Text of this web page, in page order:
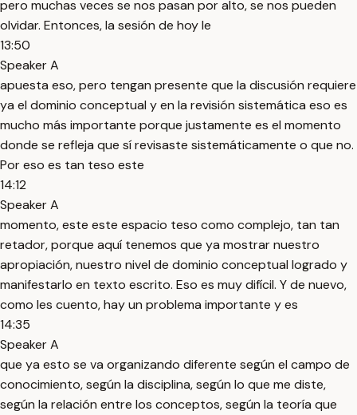
pero muchas veces se nos pasan por alto, se nos pueden
olvidar. Entonces, la sesión de hoy le
13:50
Speaker A
apuesta eso, pero tengan presente que la discusión requiere
ya el dominio conceptual y en la revisión sistemática eso es
mucho más importante porque justamente es el momento
donde se refleja que sí revisaste sistemáticamente o que no.
Por eso es tan teso este
14:12
Speaker A
momento, este este espacio teso como complejo, tan tan
retador, porque aquí tenemos que ya mostrar nuestro
apropiación, nuestro nivel de dominio conceptual logrado y
manifestarlo en texto escrito. Eso es muy difícil. Y de nuevo,
como les cuento, hay un problema importante y es
14:35
Speaker A
que ya esto se va organizando diferente según el campo de
conocimiento, según la disciplina, según lo que me diste,
según la relación entre los conceptos, según la teoría que